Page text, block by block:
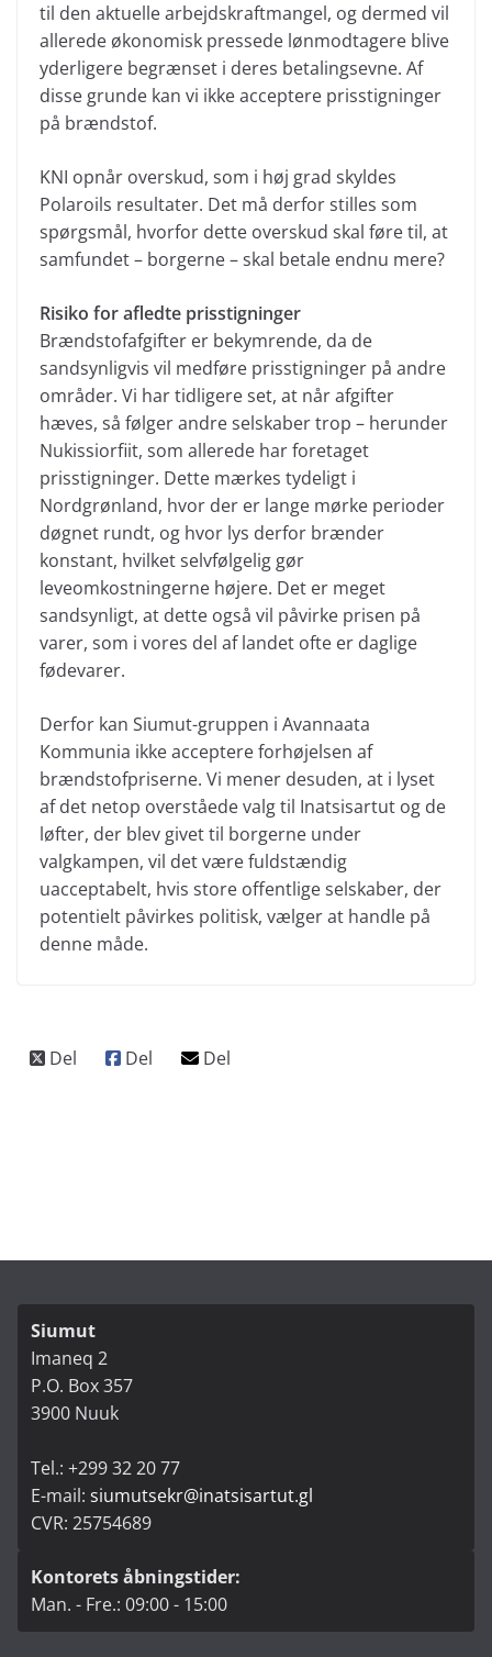
til den aktuelle arbejdskraftmangel, og dermed vil
allerede økonomisk pressede lønmodtagere blive
yderligere begrænset i deres betalingsevne. Af
disse grunde kan vi ikke acceptere prisstigninger
på brændstof.
KNI opnår overskud, som i høj grad skyldes
Polaroils resultater. Det må derfor stilles som
spørgsmål, hvorfor dette overskud skal føre til, at
samfundet – borgerne – skal betale endnu mere?
Risiko for afledte prisstigninger
Brændstofafgifter er bekymrende, da de
sandsynligvis vil medføre prisstigninger på andre
områder. Vi har tidligere set, at når afgifter
hæves, så følger andre selskaber trop – herunder
Nukissiorfiit, som allerede har foretaget
prisstigninger. Dette mærkes tydeligt i
Nordgrønland, hvor der er lange mørke perioder
døgnet rundt, og hvor lys derfor brænder
konstant, hvilket selvfølgelig gør
leveomkostningerne højere. Det er meget
sandsynligt, at dette også vil påvirke prisen på
varer, som i vores del af landet ofte er daglige
fødevarer.
Derfor kan Siumut-gruppen i Avannaata
Kommunia ikke acceptere forhøjelsen af
brændstofpriserne. Vi mener desuden, at i lyset
af det netop overståede valg til Inatsisartut og de
løfter, der blev givet til borgerne under
valgkampen, vil det være fuldstændig
uacceptabelt, hvis store offentlige selskaber, der
potentielt påvirkes politisk, vælger at handle på
denne måde.
Siumut
Imaneq 2
P.O. Box 357
3900 Nuuk
Tel.: +299 32 20 77
E-mail: siumutsekr@inatsisartut.gl
CVR: 25754689
Kontorets åbningstider:
Man. - Fre.: 09:00 - 15:00